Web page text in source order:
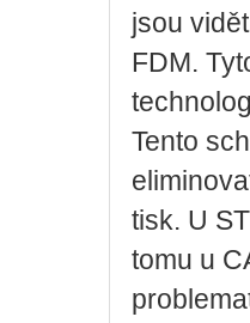
jsou
FDM.
Tento
tisk. U
tomu u